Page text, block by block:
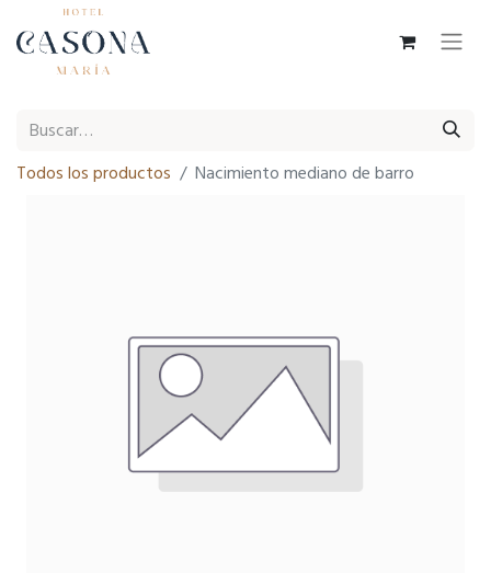
Todos los productos Nacimiento mediano de barro